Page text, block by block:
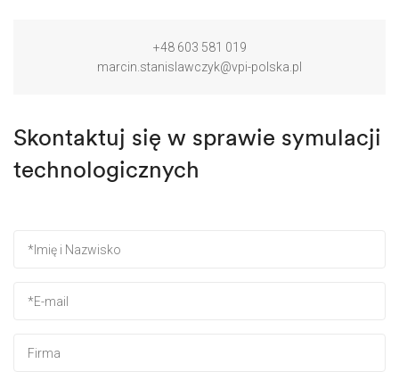
+48 603 581 019
marcin.stanislawczyk@vpi-polska.pl
Skontaktuj się w sprawie symulacji
technologicznych